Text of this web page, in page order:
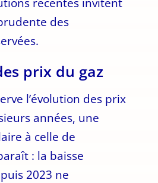
des
prix du gaz
l’évolution des prix
années, une
à celle de
: la baisse
2023 ne